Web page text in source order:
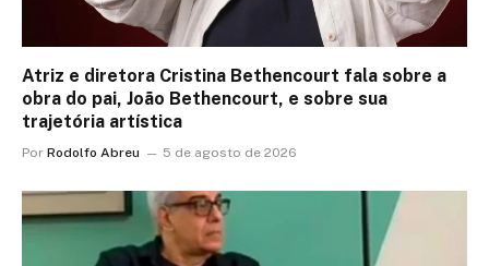
Atriz e diretora Cristina Bethencourt fala sobre a
obra do pai, João Bethencourt, e sobre sua
trajetória artística
Por Rodolfo Abreu 5 de agosto de 2026